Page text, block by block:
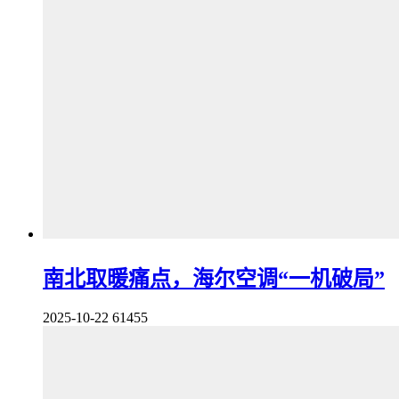
南北取暖痛点，海尔空调“一机破局”
2025-10-22 61455